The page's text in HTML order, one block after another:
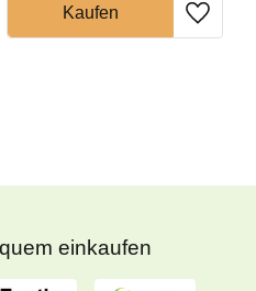
einkaufen